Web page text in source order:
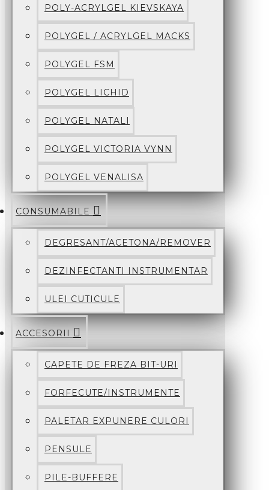
POLY-ACRYLGEL KIEVSKAYA
POLYGEL / ACRYLGEL MACKS
POLYGEL FSM
POLYGEL LICHID
POLYGEL NATALI
POLYGEL VICTORIA VYNN
POLYGEL VENALISA
CONSUMABILE
DEGRESANT/ACETONA/REMOVER
DEZINFECTANTI INSTRUMENTAR
ULEI CUTICULE
ACCESORII
CAPETE DE FREZA BIT-URI
FORFECUTE/INSTRUMENTE
PALETAR EXPUNERE CULORI
PENSULE
PILE-BUFFERE